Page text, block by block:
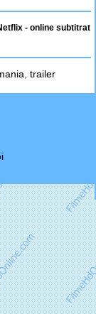
- online subtitrat
trailer